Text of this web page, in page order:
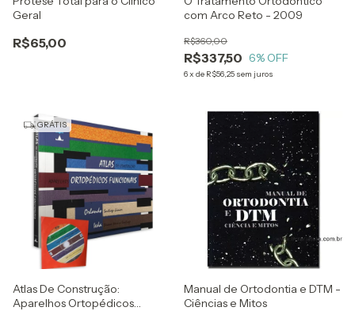
Geral
R$65,00
com Arco Reto - 2009
R$337,50
R$360,00
6% OFF
6x de R$56,25 sem juros
GRÁTIS
Atlas De Construção:
Aparelhos Ortopédicos
Manual de Ortodontia e DTM -
Ciências e Mitos